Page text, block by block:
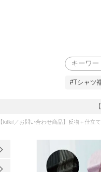
検索
#Tシャツ
【kifkif／お問い合わせ商品】反物＋仕立て 全5色 東レシルック小